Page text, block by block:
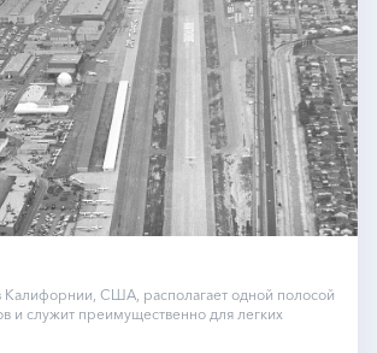
Калифорнии, США, располагает одной полосой
и служит преимущественно для легких